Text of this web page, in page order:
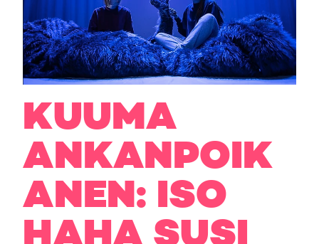
KUUMA
ANKANPOIK
ANEN: ISO
HAHA SUSI